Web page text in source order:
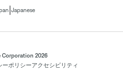
Japanese
2026
ーポリシーアクセシビリティ